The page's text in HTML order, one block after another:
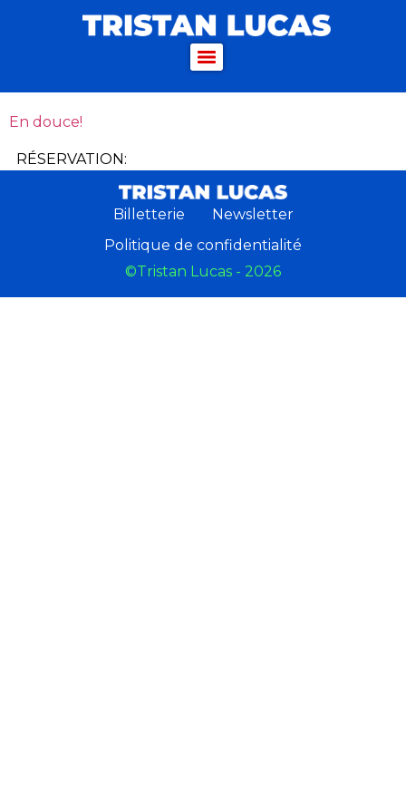
En douce!
RÉSERVATION:
Billetterie
Newsletter
Politique de confidentialité
©Tristan Lucas - 2026